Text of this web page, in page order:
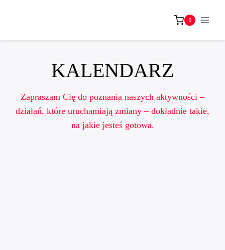
0
KALENDARZ
Zapraszam Cię do poznania naszych aktywności –
działań, które uruchamiają zmiany – dokładnie takie,
na jakie jesteś gotowa.